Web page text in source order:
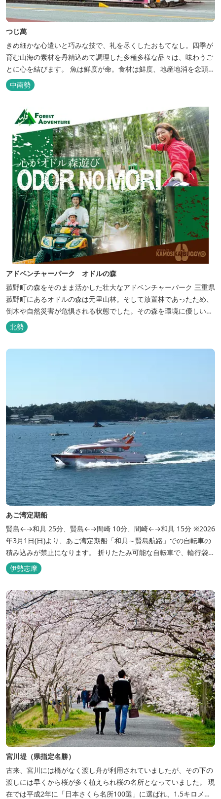
つじ萬
きめ細かな心遣いと巧みな技で、礼を尽くしたおもてなし。四季が
育む山海の素材を丹精込めて調理した多種多様な品々は、味わうご
とに心を結びます。 魚は鮮度が命。食材は鮮度、地産地消を念頭
に、お客様には最高の状態のものしか出さないという、大将の強い
こだわりが伝わります。 18種類のおかずからお好みのおかずが選
べる平日限定ランチはお値打です。おすすめは、御茶所大台町の茶
葉を使用し、製麺所と2年の歳...
中南勢
アドベンチャーパーク オドルの森
菰野町の森をそのまま活かした壮大なアドベンチャーパーク 三重県
菰野町にあるオドルの森は元里山林。そして放置林であったため、
倒木や自然災害が危惧される状態でした。その森を環境に優しい森
に変えるため、「オドルの森プロジェクト」を立ち上げました。 そ
んな価値の薄くなった森を再興し、「自然をそのまま活かしたリク
北勢
あご湾定期船
賢島←→和具 25分、賢島←→間崎 10分、間崎←→和具 15分 ※2026
年3月1日(日)より、あご湾定期船「和具～賢島航路」での自転車の
積み込みが禁止になります。 折りたたみ可能な自転車で、輪行袋に
入れた状態（3辺合計2メートル以下かつ重量30kg以下）の場合の
み、手回り品（無料）として自ら携帯して船室に持ち込むことがで
伊勢志摩
宮川堤（県指定名勝）
古来、宮川には橋がなく渡し舟が利用されていましたが、その下の
渡しには早くから桜が多く植えられ桜の名所となっていました。 現
在では平成2年に「日本さくら名所100選」に選ばれ、1.5キロメー